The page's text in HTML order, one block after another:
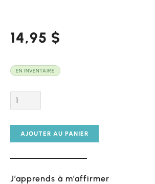
14,95 $
EN INVENTAIRE
Quantité
AJOUTER AU PANIER
J’apprends à m’affirmer